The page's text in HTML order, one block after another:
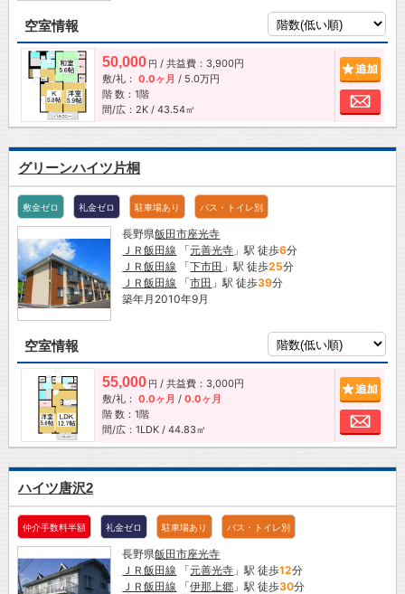
空室情報
50,000 円 / 共益費：3,900円
敷/礼： 0.0ヶ月 / 5.0万円
階 数：1階
間/広：2K / 43.54㎡
お
グリーンハイツ片桐
敷金ゼロ 礼金ゼロ 駐車場あり バス・トイレ別
長野県飯田市座光寺
ＪＲ飯田線 「元善光寺 」駅 徒歩6分
ＪＲ飯田線 「下市田 」駅 徒歩25分
ＪＲ飯田線 「市田 」駅 徒歩39分
築年月2010年9月
空室情報
55,000 円 / 共益費：3,000円
敷/礼： 0.0ヶ月 / 0.0ヶ月
階 数：1階
間/広：1LDK / 44.83㎡
お
ハイツ唐沢2
仲介手数料半額 礼金ゼロ 駐車場あり バス・トイレ別
長野県飯田市座光寺
ＪＲ飯田線 「元善光寺 」駅 徒歩12分
ＪＲ飯田線 「伊那上郷 」駅 徒歩30分